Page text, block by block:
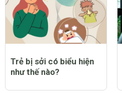
Trẻ bị sởi có biểu hiện
như thế nào?